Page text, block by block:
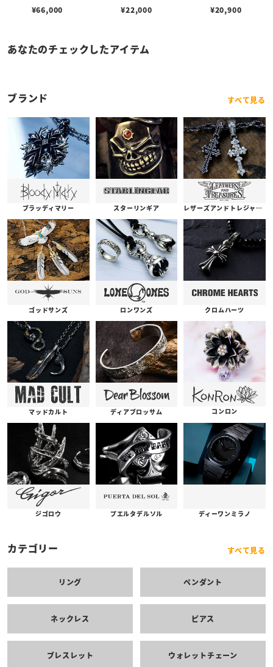
¥66,000 ¥22,000 ¥20,900
あなたのチェックしたアイテム
ブランド すべて見る
ブラッディマリー スターリンギア レザーズアンドトレジャーズ
ゴッドサンズ ロンワンズ クロムハーツ
マッドカルト ディアブロッサム コンロン
ジゴロウ プエルタデルソル ディーワンミラノ
カテゴリー すべて見る
リング ペンダント
ネックレス ピアス
ブレスレット ウォレットチェーン